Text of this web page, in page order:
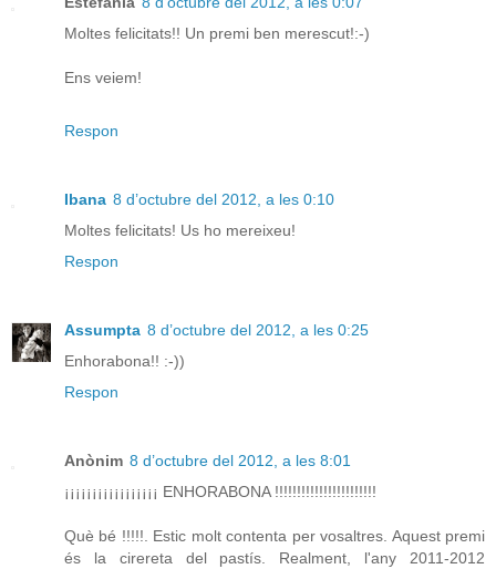
Moltes felicitats!! Un premi ben merescut!:-)
Ens veiem!
Respon
Ibana 8 d’octubre del 2012, a les 0:10
Moltes felicitats! Us ho mereixeu!
Respon
Assumpta 8 d’octubre del 2012, a les 0:25
Enhorabona!! :-))
Respon
Anònim 8 d’octubre del 2012, a les 8:01
¡¡¡¡¡¡¡¡¡¡¡¡¡¡¡¡¡ ENHORABONA !!!!!!!!!!!!!!!!!!!!!!!
Què bé !!!!!. Estic molt contenta per vosaltres. Aquest premi
és la cirereta del pastís. Realment, l'any 2011-2012